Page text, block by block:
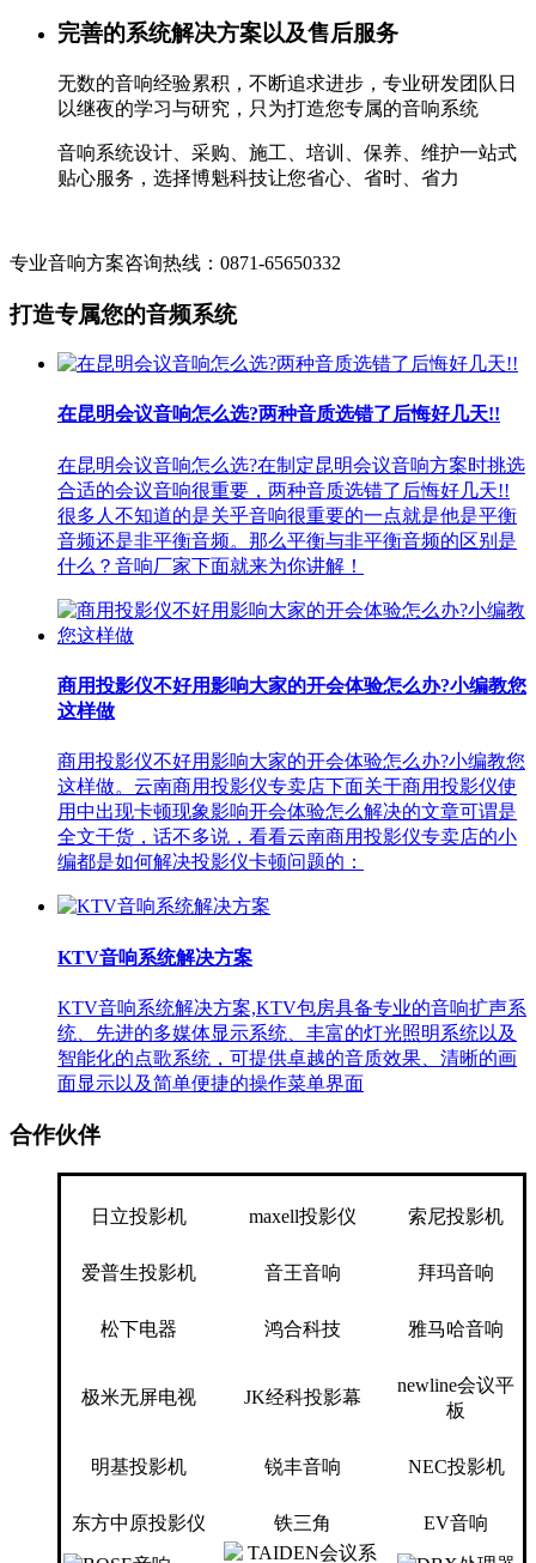
完善的系统解决方案以及售后服务
无数的音响经验累积，不断追求进步，专业研发团队日
以继夜的学习与研究，只为打造您专属的音响系统
音响系统设计、采购、施工、培训、保养、维护一站式
贴心服务，选择博魁科技让您省心、省时、省力
专业音响方案咨询热线：0871-65650332
打造专属您的音频系统
在昆明会议音响怎么选?两种音质选错了后悔好几天!!
在昆明会议音响怎么选?在制定昆明会议音响方案时挑选
合适的会议音响很重要，两种音质选错了后悔好几天!!
很多人不知道的是关乎音响很重要的一点就是他是平衡
音频还是非平衡音频。那么平衡与非平衡音频的区别是
什么？音响厂家下面就来为你讲解！
商用投影仪不好用影响大家的开会体验怎么办?小编教您
这样做
商用投影仪不好用影响大家的开会体验怎么办?小编教您
这样做。云南商用投影仪专卖店下面关于商用投影仪使
用中出现卡顿现象影响开会体验怎么解决的文章可谓是
全文干货，话不多说，看看云南商用投影仪专卖店的小
编都是如何解决投影仪卡顿问题的：
KTV音响系统解决方案
KTV音响系统解决方案,KTV包房具备专业的音响扩声系
统、先进的多媒体显示系统、丰富的灯光照明系统以及
智能化的点歌系统，可提供卓越的音质效果、清晰的画
面显示以及简单便捷的操作菜单界面
合作伙伴
日立投影机 maxell投影仪 索尼投影机
爱普生投影机 音王音响 拜玛音响
松下电器 鸿合科技 雅马哈音响
极米无屏电视 JK经科投影幕
newline会议平
板
明基投影机 锐丰音响 NEC投影机
东方中原投影仪 铁三角 EV音响